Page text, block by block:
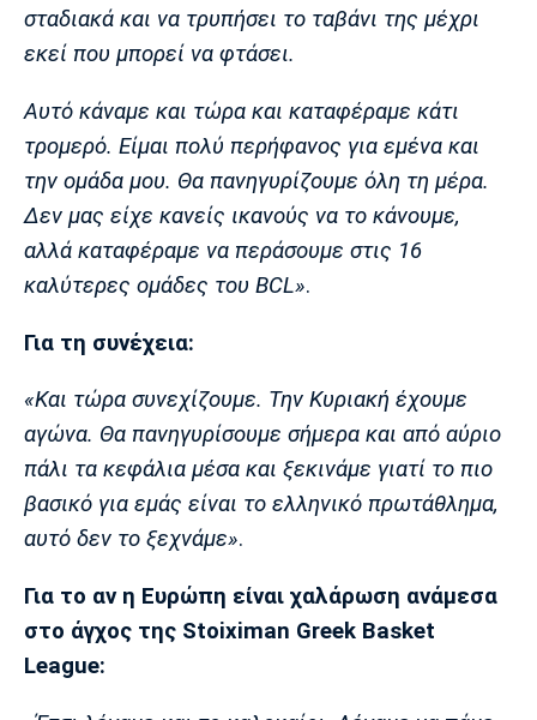
σταδιακά και να τρυπήσει το ταβάνι της μέχρι
εκεί που μπορεί να φτάσει.
Αυτό κάναμε και τώρα και καταφέραμε κάτι
τρομερό. Είμαι πολύ περήφανος για εμένα και
την ομάδα μου. Θα πανηγυρίζουμε όλη τη μέρα.
Δεν μας είχε κανείς ικανούς να το κάνουμε,
αλλά καταφέραμε να περάσουμε στις 16
καλύτερες ομάδες του BCL».
Για τη συνέχεια:
«Και τώρα συνεχίζουμε. Την Κυριακή έχουμε
αγώνα. Θα πανηγυρίσουμε σήμερα και από αύριο
πάλι τα κεφάλια μέσα και ξεκινάμε γιατί το πιο
βασικό για εμάς είναι το ελληνικό πρωτάθλημα,
αυτό δεν το ξεχνάμε».
Για το αν η Ευρώπη είναι χαλάρωση ανάμεσα
στο άγχος της Stoiximan Greek Basket
League: